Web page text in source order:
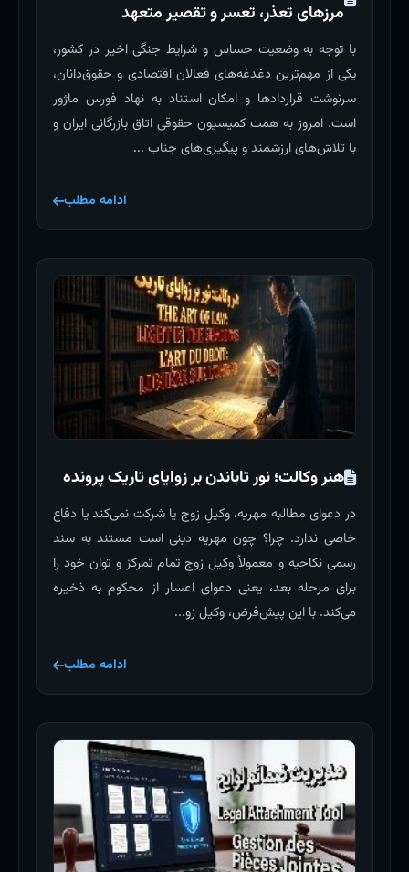
مرزهای تعذر، تعسر و تقصیر متعهد
با توجه به وضعیت حساس و شرایط جنگی اخیر در کشور،
یکی از مهم‌ترین دغدغه‌های فعالان اقتصادی و حقوق‌دانان،
سرنوشت قراردادها و امکان استناد به نهاد فورس ماژور
است. امروز به همت کمیسیون حقوقی اتاق بازرگانی ایران و
با تلاش‌های ارزشمند و پیگیری‌های جناب ...
ادامه مطلب
هنر وکالت؛ نور تاباندن بر زوایای تاریک پرونده
در دعوای مطالبه مهریه، وکیلِ زوج یا شرکت نمی‌کند یا دفاع
خاصی ندارد. چرا؟ چون مهریه دینی است مستند به سند
رسمی نکاحیه و معمولاً وکیل زوج تمام تمرکز و توان خود را
برای مرحله بعد، یعنی دعوای اعسار از محکوم به ذخیره
می‌کند. با این پیش‌فرض، وکیل زو...
ادامه مطلب